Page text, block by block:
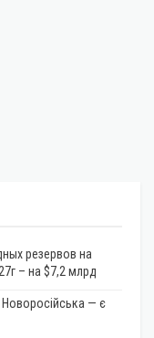
резервов на
– на $7,2 млрд
— є